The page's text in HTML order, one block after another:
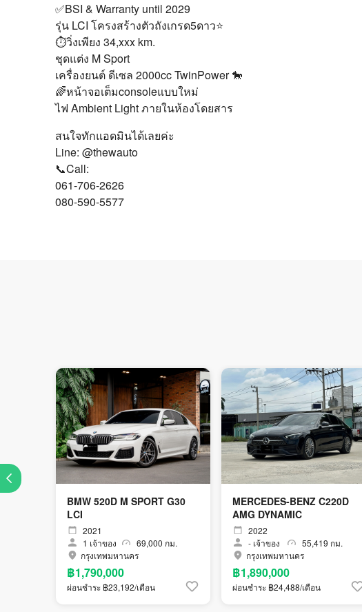
✅BSI & Warranty until 2029
รุ่น LCI โครงสร้างตัวถังเกรด5ดาว⭐️
⏱วิ่งเพียง 34,xxx km.
ชุดแต่ง M Sport
เครื่องยนต์ ดีเซล 2000cc TwinPower 🐎
🌈หน้าจอเต็มconsoleแบบใหม่
ไฟ Ambient Light ภายในห้องโดยสาร
สนใจทักแอดมินได้เลยค่ะ
Line: @thewauto
📞Call:
061-706-2626
080-590-5577
BMW 520D M SPORT G30
LCI
2021
1 เจ้าของ
69,000 กม.
กรุงเทพมหานคร
฿1,790,000
ผ่อนชำระ ฿23,192/เดือน
MERCEDES-BENZ C220D
AMG DYNAMIC
2022
- เจ้าของ
55,419 กม.
กรุงเทพมหานคร
฿1,890,000
ผ่อนชำระ ฿24,488/เดือน